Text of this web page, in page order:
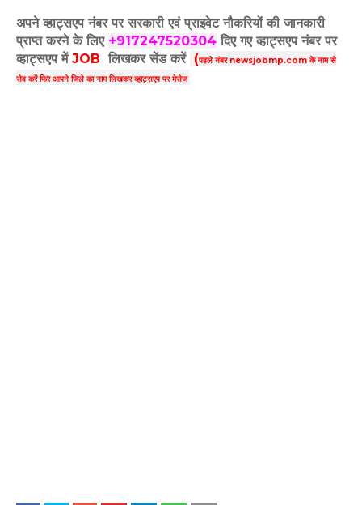
अपने व्हाट्सएप नंबर पर सरकारी एवं प्राइवेट नौकरियों की जानकारी
प्राप्त करने के लिए +917247520304 दिए गएव्हाट्सएपनंबर पर
व्हाट्सएप में JOB लिखकर सेंड करें (पहले नंबर newsjobmp.com के नाम से
सेव करें फिर आपनेजिले का नाम लिखकर व्हाट्सएप पर मेसेज